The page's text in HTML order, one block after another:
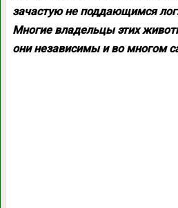
зачастую не поддающимся
Многие владельцы этих
они независимы и во многом